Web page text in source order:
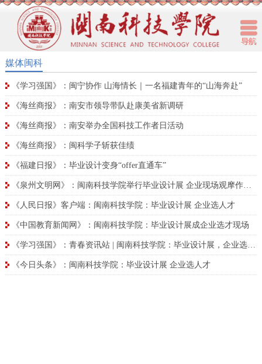
媒体闽科
《学习强国》：闽宁协作 山海情长｜一名福建青年的“山海奔赴”
《海丝商报》：南安市领导带队赴康美省新调研
《海丝商报》：南安举办全国科技工作者日活动
《海丝商报》：闽科学子斩获佳绩
《福建日报》：毕业设计变身“offer直通车”
《泉州文明网》：闽南科技学院举行毕业设计展 企业现场观摩作品揽才
《人民日报》客户端：闽南科技学院：毕业设计展 企业选人才
《中国教育新闻网》：闽南科技学院：毕业设计展成企业选才现场
《学习强国》：青春资讯站 | 闽南科技学院：毕业设计展，企业选人才
《今日头条》：闽南科技学院：毕业设计展 企业选人才